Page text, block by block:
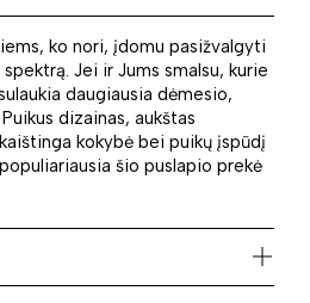
ko nori, įdomu pasižvalgyti
Jei ir Jums smalsu, kurie
daugiausia dėmesio,
dizainas, aukštas
kokybė bei puikų įspūdį
šio puslapio prekė